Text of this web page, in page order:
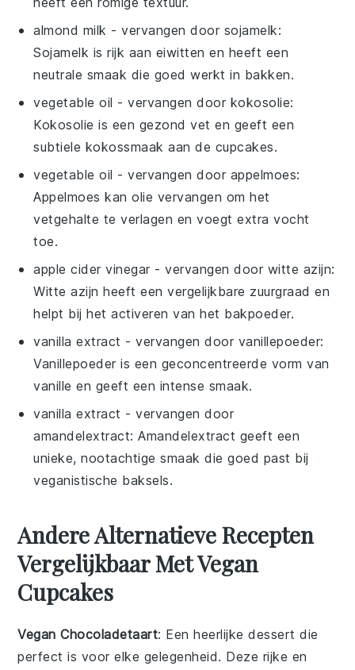
almond milk - vervangen door sojamelk:
Sojamelk is rijk aan eiwitten en heeft een
neutrale smaak die goed werkt in bakken.
vegetable oil - vervangen door kokosolie:
Kokosolie is een gezond vet en geeft een
subtiele kokossmaak aan de cupcakes.
vegetable oil - vervangen door appelmoes:
Appelmoes kan olie vervangen om het
vetgehalte te verlagen en voegt extra vocht
toe.
apple cider vinegar - vervangen door witte azijn:
Witte azijn heeft een vergelijkbare zuurgraad en
helpt bij het activeren van het bakpoeder.
vanilla extract - vervangen door vanillepoeder:
Vanillepoeder is een geconcentreerde vorm van
vanille en geeft een intense smaak.
vanilla extract - vervangen door
amandelextract: Amandelextract geeft een
unieke, nootachtige smaak die goed past bij
veganistische baksels.
Andere Alternatieve Recepten
Vergelijkbaar Met Vegan
Cupcakes
Vegan Chocoladetaart: Een heerlijkedessert die
perfect is voor elke gelegenheid. Deze rijke en